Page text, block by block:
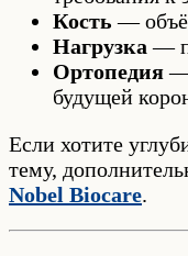
Кость —
Нагрузка —
Ортопедия—
будущей
Если хотите
тему,
Nobel Biocare.